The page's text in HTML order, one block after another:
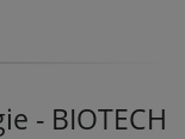
- BIOTECH